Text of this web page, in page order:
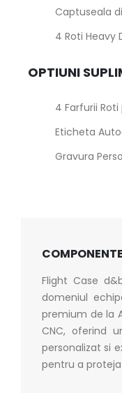
Captuseala
4 Roti Heavy
OPTIUNI
4 Farfurii
Eticheta
Gravura
Flight Case
domeniul
premium de la
CNC, oferind
personalizat si
pentru a